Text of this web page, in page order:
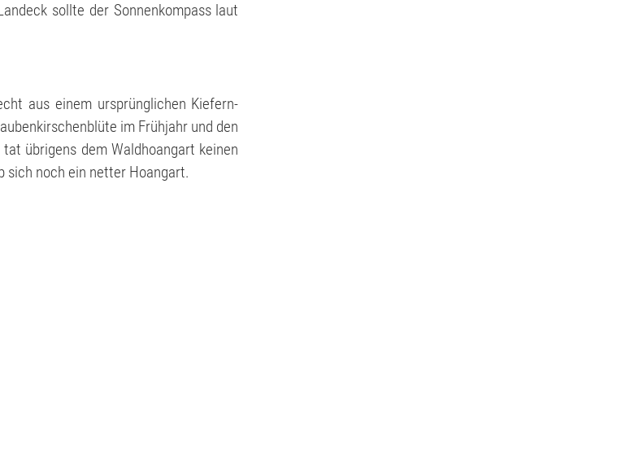
sollte der Sonnenkompass laut
aus einem ursprünglichen Kiefern-
im Frühjahr und den
übrigens dem Waldhoangart keinen
sich noch ein netter Hoangart.